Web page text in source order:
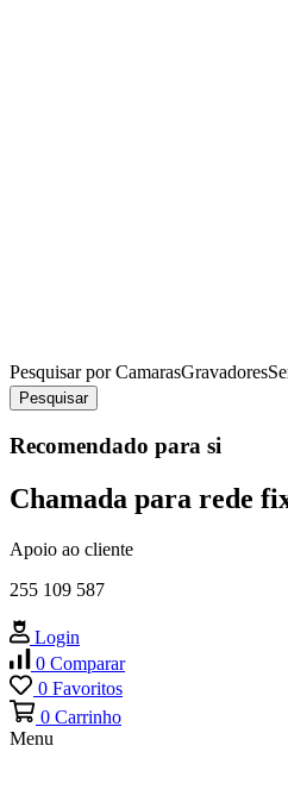
Pesquisar porCamarasGravadores
Pesquisar
Recomendado para si
Chamada para rede
Apoio ao cliente
255 109 587
Login
0 Comparar
0 Favoritos
0 Carrinho
Menu